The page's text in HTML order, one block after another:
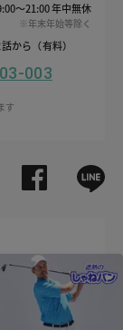
～21:00 年中無休
※年末年始等除く
から（有料）
003
す